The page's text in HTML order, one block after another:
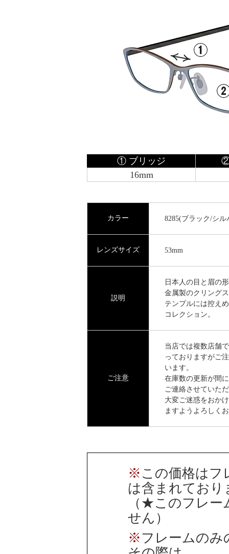
① ブリッジ
②
16mm
カラー 8285(ブラック/シル
レンズサイズ 53mm
説明
日本人の目と眉の
金属製のクリング
テンプルには控え
コレクション。
ご注意
当店では複数店舗
っておりますがご
います。
在庫数の更新が間
ご連絡させていた
大変ご迷惑をおか
ますようよろしく
※ この価格はフ
は含まれており
（★このフレー
せん）
※フレームのみ